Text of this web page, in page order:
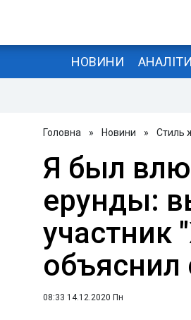
НОВИНИ
Головна » Новини » Стиль
Я был
ерунды:
участник
объяснил
08:33 14.12.2020 Пн